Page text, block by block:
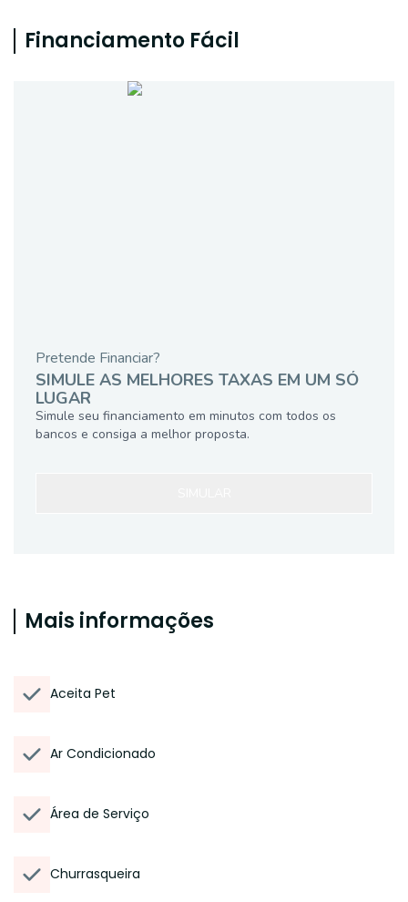
Financiamento Fácil
Pretende Financiar?
SIMULE AS MELHORES TAXAS EM UM SÓ
LUGAR
Simule seu financiamento em minutos com todos os
bancos e consiga a melhor proposta.
Mais informações
Aceita Pet
Ar Condicionado
Área de Serviço
Churrasqueira